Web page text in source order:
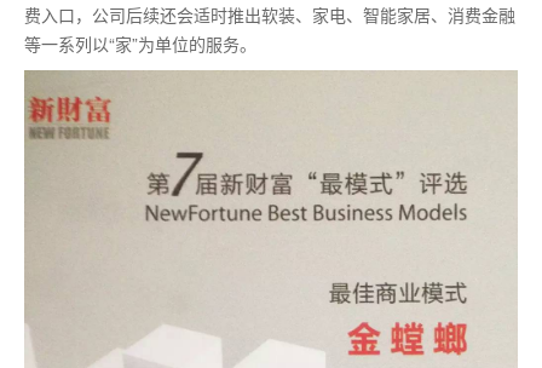
费入口，公司后续还会适时推出软装、家电、智能家居、消费金融
等一系列以“家”为单位的服务。